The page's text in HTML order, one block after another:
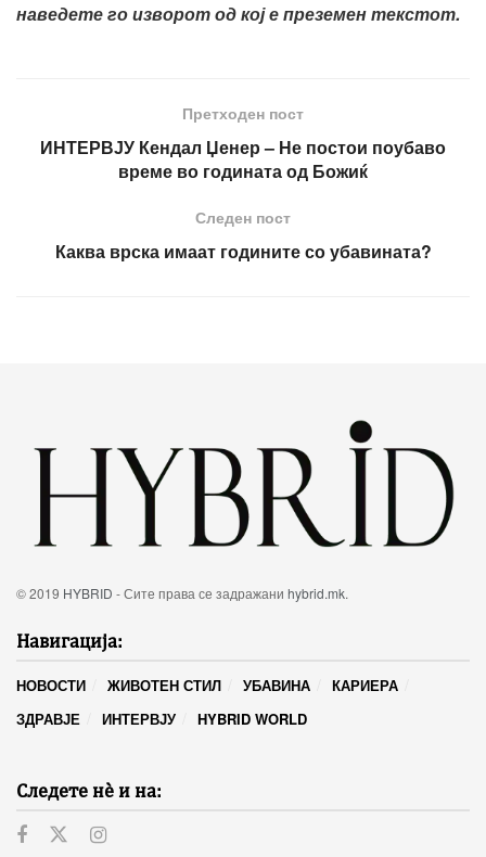
наведете го изворот од кој е преземен текстот.
Претходен пост
ИНТЕРВЈУ Кендал Џенер – Не постои поубаво
време во годината од Божиќ
Следен пост
Каква врска имаат годините со убавината?
© 2019 HYBRID - Сите права се задражани hybrid.mk.
Навигација:
НОВОСТИ ЖИВОТЕН СТИЛ УБАВИНА
КАРИЕРА
ЗДРАВЈЕ
ИНТЕРВЈУ HYBRID WORLD
Следете нѐ и на: